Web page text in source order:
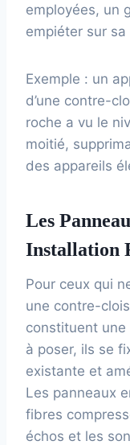
employées, un
empiéter sur
Exemple : un
d’une contre-
roche a vu le
moitié,
des appareils
Les
Installation
Pour ceux qui
une contre-
constituent
à poser, ils se
existante et
Les panneaux
fibres
échos et les